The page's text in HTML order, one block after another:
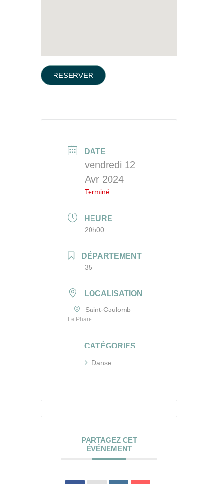
RESERVER
DATE
vendredi 12
Avr 2024
Terminé
HEURE
20h00
DÉPARTEMENT
35
LOCALISATION
Saint-Coulomb
Le Phare
CATÉGORIES
Danse
PARTAGEZ CET
ÉVÉNEMENT